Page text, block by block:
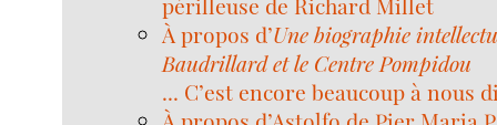
À propos d’Une biographie
Baudrillard et le Centre Pompidou
... C’est encore beaucoup à nous